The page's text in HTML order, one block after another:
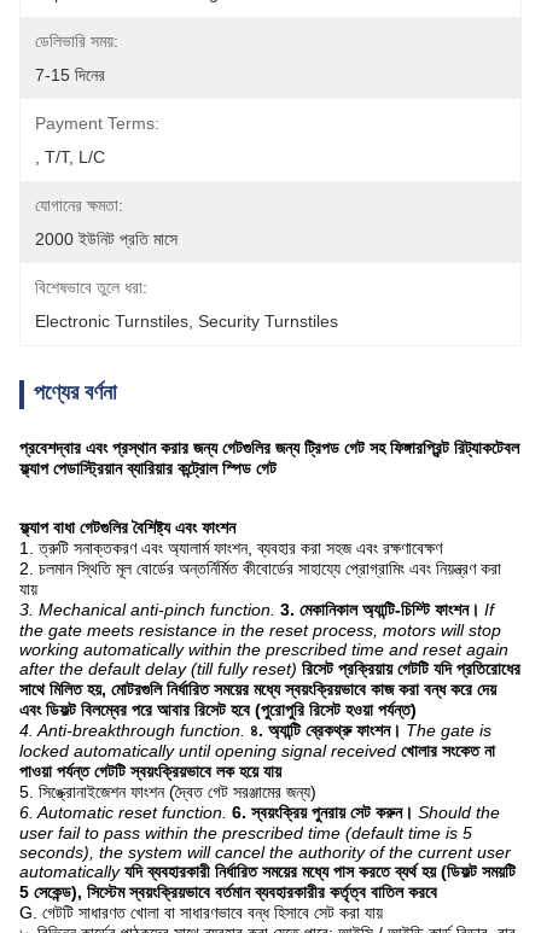
ডেলিভারি সময়:
7-15 দিনের
Payment Terms:
, T/T, L/C
যোগানের ক্ষমতা:
2000 ইউনিট প্রতি মাসে
বিশেষভাবে তুলে ধরা:
Electronic Turnstiles Security Turnstiles
পণ্যের বর্ণনা
প্রবেশদ্বার এবং প্রস্থান করার জন্য গেটগুলির জন্য ট্রিপড গেট সহ ফিঙ্গারপ্রিন্ট রিট্যাকটেবল
ফ্ল্যাপ পেডাস্ট্রিয়ান ব্যারিয়ার কন্ট্রোল স্পিড গেট
ফ্ল্যাপ বাধা গেটগুলির বৈশিষ্ট্য এবং ফাংশন
1. ত্রুটি সনাক্তকরণ এবং অ্যালার্ম ফাংশন, ব্যবহার করা সহজ এবং রক্ষণাবেক্ষণ
2. চলমান স্থিতি মূল বোর্ডের অন্তর্নির্মিত কীবোর্ডের সাহায্যে প্রোগ্রামিং এবং নিয়ন্ত্রণ করা
যায়
3. Mechanical anti-pinch function. 3. মেকানিকাল অ্যান্টি-চিম্টি ফাংশন। If
the gate meets resistance in the reset process, motors will stop
working automatically within the prescribed time and reset again
after the default delay (till fully reset) রিসেট প্রক্রিয়ায় গেটটি যদি প্রতিরোধের
সাথে মিলিত হয়, মোটরগুলি নির্ধারিত সময়ের মধ্যে স্বয়ংক্রিয়ভাবে কাজ করা বন্ধ করে দেয়
এবং ডিফল্ট বিলম্বের পরে আবার রিসেট হবে (পুরোপুরি রিসেট হওয়া পর্যন্ত)
4. Anti-breakthrough function. ৪. অ্যান্টি ব্রেকথ্রু ফাংশন। The gate is
locked automatically until opening signal received খোলার সংকেত না
পাওয়া পর্যন্ত গেটটি স্বয়ংক্রিয়ভাবে লক হয়ে যায়
5. সিঙ্ক্রোনাইজেশন ফাংশন (দ্বৈত গেট সরঞ্জামের জন্য)
6. Automatic reset function. 6. স্বয়ংক্রিয় পুনরায় সেট করুন। Should the
user fail to pass within the prescribed time (default time is 5
seconds), the system will cancel the authority of the current user
automatically যদি ব্যবহারকারী নির্ধারিত সময়ের মধ্যে পাস করতে ব্যর্থ হয় (ডিফল্ট সময়টি
5 সেকেন্ড), সিস্টেম স্বয়ংক্রিয়ভাবে বর্তমান ব্যবহারকারীর কর্তৃত্ব বাতিল করবে
G. গেটটি সাধারণত খোলা বা সাধারণভাবে বন্ধ হিসাবে সেট করা যায়